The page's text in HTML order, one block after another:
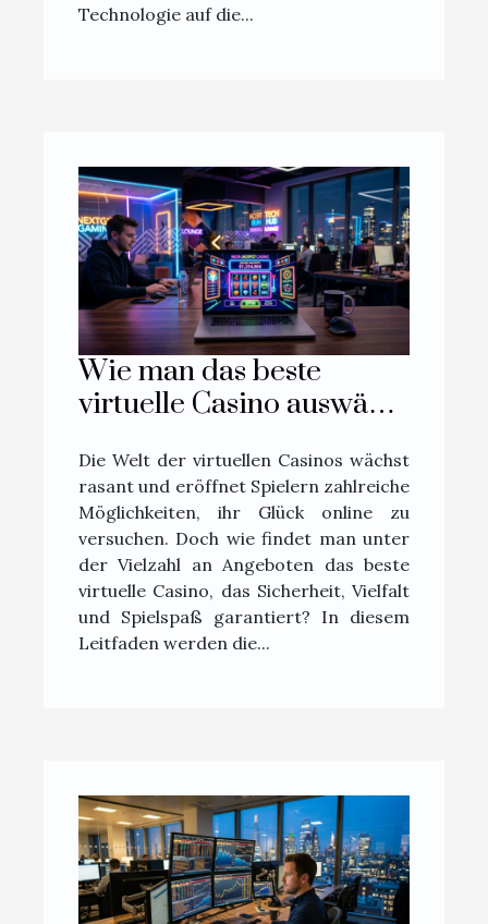
Technologie auf die...
Wie man das beste
virtuelle Casino auswählt:
Leitfaden
Die Welt der virtuellen Casinos wächst
rasant und eröffnet Spielern zahlreiche
Möglichkeiten, ihr Glück online zu
versuchen. Doch wie findet man unter
der Vielzahl an Angeboten das beste
virtuelle Casino, das Sicherheit, Vielfalt
und Spielspaß garantiert? In diesem
Leitfaden werden die...